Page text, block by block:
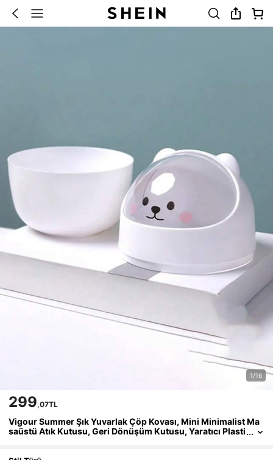
1/16
299,07TL
Vigour Summer Şık Yuvarlak Çöp Kovası, Mini Minimalist Ma
saüstü Atık Kutusu, Geri Dönüşüm Kutusu, Yaratıcı Plasti